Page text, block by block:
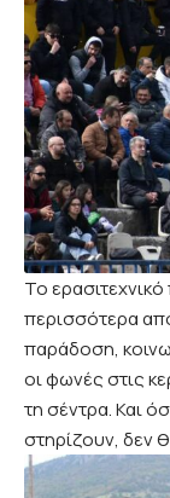
Το
περισσότερα
παράδοση,
οι φωνές στις
τη σέντρα. Και
στηρίζουν, δεν